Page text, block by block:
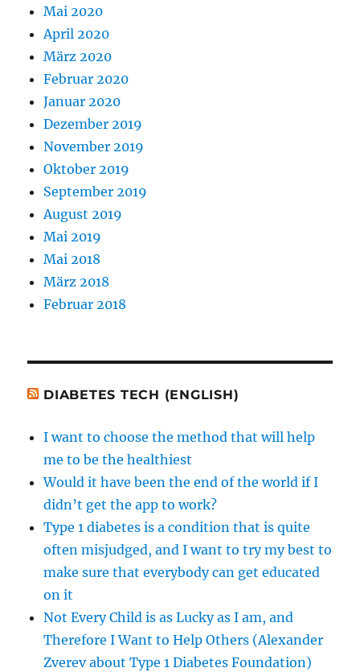
Mai 2020
April 2020
März 2020
Februar 2020
Januar 2020
Dezember 2019
November 2019
Oktober 2019
September 2019
August 2019
Mai 2019
Mai 2018
März 2018
Februar 2018
DIABETES TECH (ENGLISH)
I want to choose the method that will help
me to be the healthiest
Would it have been the end of the world if I
didn’t get the app to work?
Type 1 diabetes is a condition that is quite
often misjudged, and I want to try my best to
make sure that everybody can get educated
on it
Not Every Child is as Lucky as I am, and
Therefore I Want to Help Others (Alexander
Zverev about Type 1 Diabetes Foundation)